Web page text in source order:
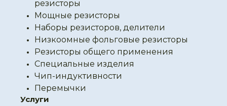
резисторы
Мощные резисторы
Наборы резисторов, делители
Низкоомные фольговые резисторы
Резисторы общего применения
Специальные изделия
Чип-индуктивности
Перемычки
Услуги